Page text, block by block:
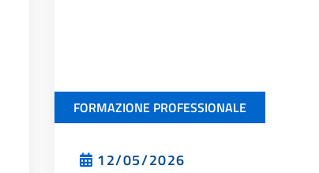
FORMAZIONE PROFESSIONALE
12/05/2026